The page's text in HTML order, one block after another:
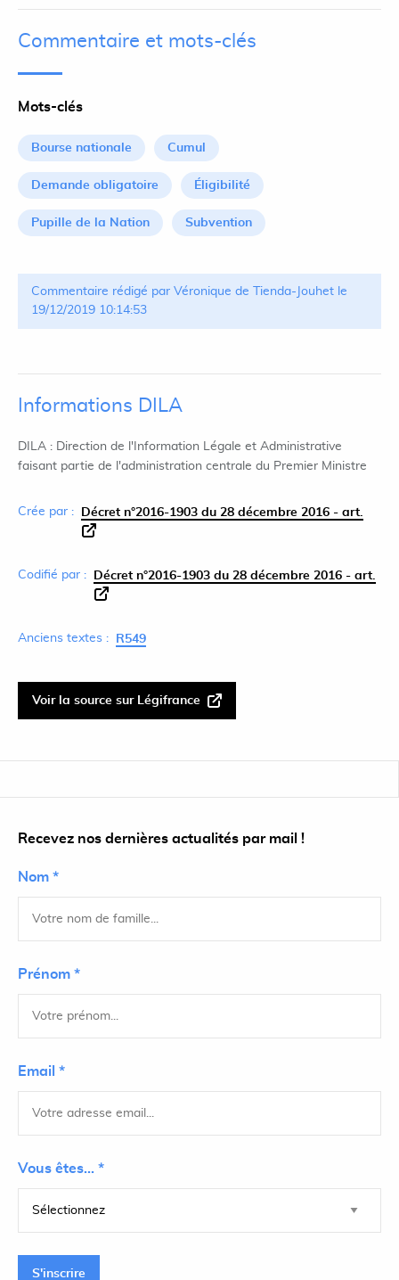
Commentaire et mots-clés
Mots-clés
Bourse nationale Cumul
Demande obligatoire Éligibilité
Pupille de la Nation Subvention
Commentaire rédigé par Véronique de Tienda-Jouhet le
19/12/2019 10:14:53
Informations DILA
DILA : Direction de l'Information Légale et Administrative
faisant partie de l'administration centrale du Premier Ministre
Crée par : Décret n°2016-1903 du 28 décembre 2016 - art.
Codifié par : Décret n°2016-1903 du 28 décembre 2016 - art.
Anciens textes : R549
Voir la source sur Légifrance
Recevez nos dernières actualités par mail !
Nom *
Prénom *
Email *
Vous êtes... *
S'inscrire